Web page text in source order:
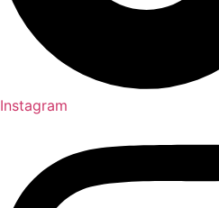
Instagram